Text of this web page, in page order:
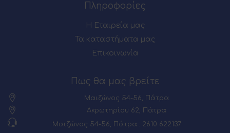
Πληροφορίες
Η Εταιρεία μας
Τα καταστήματα μας
Επικοινωνία
Πως θα μας βρείτε
Μαιζώνος 54-56, Πάτρα
Ακρωτηρίου 62, Πάτρα
Μαιζώνος 54-56, Πάτρα : 2610 622137